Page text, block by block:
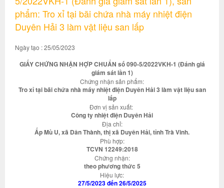
phẩm: Tro xỉ tại bãi chứa nhà máy nhiệt điện
Duyên Hải 3 làm vật liệu san lấp
Ngày tạo : 25/05/2023
GIẤY CHỨNG NHẬN HỢP CHUẨN số 090-5/2022VKH-1 (Đánh giá
giám sát lần 1)
Chứng nhận sản phẩm:
Tro xỉ tại bãi chứa nhà máy nhiệt điện Duyên Hải 3 làm vật liệu san
lấp
Đơn vị sản xuất:
Công ty nhiệt điện Duyên Hải
Địa chỉ:
Ấp Mù U, xã Dân Thành, thị xã Duyên Hải, tỉnh Trà Vinh.
Phù hợp:
TCVN 12249:2018
Chứng nhận:
theo phương thức 5
Hiệu lực:
27/5/2023 đến 26/5/2025